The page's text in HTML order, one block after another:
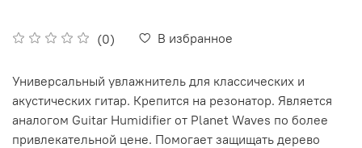
(0) В избранное
Универсальный увлажнитель для классических и
акустических гитар. Крепится на резонатор. Является
аналогом Guitar Humidifier от Planet Waves по более
привлекательной цене. Помогает защищать дерево